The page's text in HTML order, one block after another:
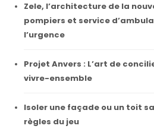
Zele, l’architecture de la
pompiers et service
l’urgence
Projet Anvers : L’art de
vivre-ensemble
Isoler une façade ou un toit
règles du jeu